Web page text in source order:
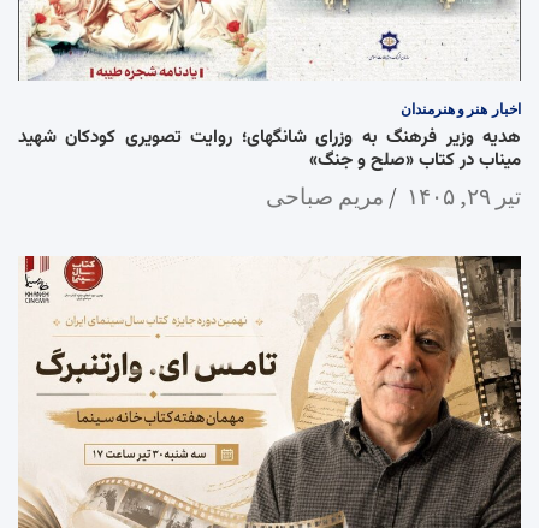
اخبار هنر و هنرمندان
هدیه وزیر فرهنگ به وزرای شانگهای؛ روایت تصویری کودکان شهید
میناب در کتاب «صلح و جنگ»
تیر ۲۹, ۱۴۰۵ مریم صباحی